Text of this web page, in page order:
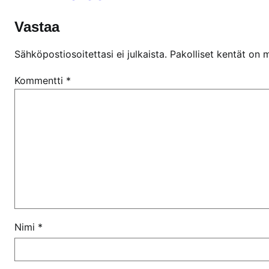
Vastaa
Sähköpostiosoitettasi ei julkaista. Pakolliset kentät on
Kommentti *
Nimi *